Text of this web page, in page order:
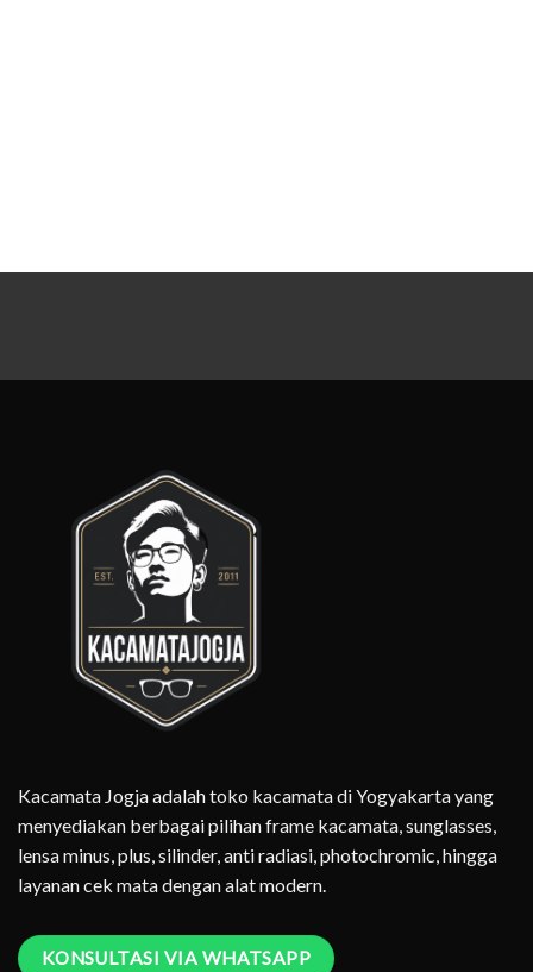
Kacamata Jogja adalah toko kacamata di Yogyakarta yang
menyediakan berbagai pilihan frame kacamata, sunglasses,
lensa minus, plus, silinder, anti radiasi, photochromic, hingga
layanan cek mata dengan alat modern.
KONSULTASI VIA WHATSAPP